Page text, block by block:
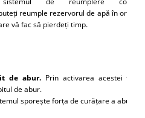
reumple rezervorul de apă în orice
vă fac să pierdeți timp.
de abur.Prin activarea acestei
de abur.
sporește forța de curățare a